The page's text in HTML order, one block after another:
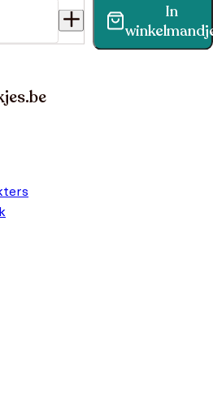
In
op je vraag op onze